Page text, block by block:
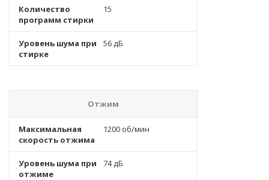
Количество
программ стирки
15
Уровень шума при
стирке
56 дБ
Отжим
Максимальная
скорость отжима
1200 об/мин
Уровень шума при
отжиме
74 дБ